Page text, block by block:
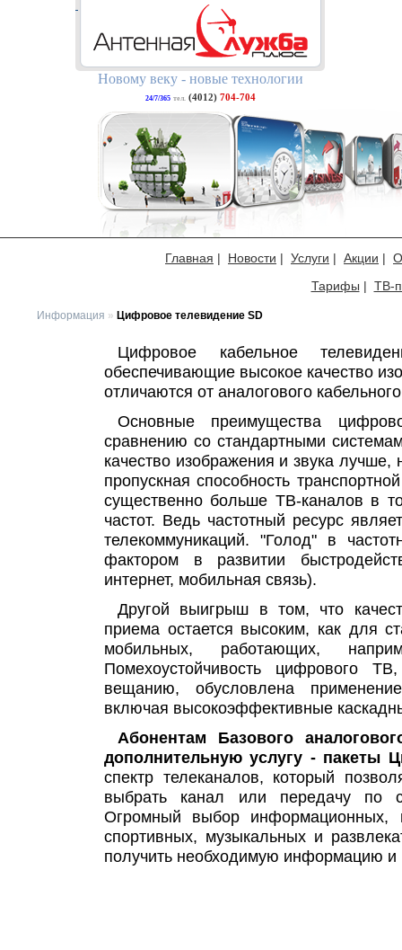
Новому веку - новые технологии
24/7/365 тел. (4012)704-704
Главная | Новости | Услуги | Акции |
Тарифы | ТВ-
Информация » Цифровое телевидение SD
Цифровое кабельное
обеспечивающие высокое качество
отличаются от аналогового
Основные преимущества
сравнению со стандартными
качество изображения и звука
пропускная способность
существенно больше ТВ-каналов в
частот. Ведь частотный ресурс
телекоммуникаций. "Голод" в
фактором в развитии
интернет, мобильная связь).
Другой выигрыш в том, что
приема остается высоким, как для
мобильных, работающих,
Помехоустойчивость цифрового
вещанию, обусловлена
включая высокоэффективные
Абонентам Базового
дополнительную услугу - пакеты
спектр телеканалов, который
выбрать канал или передачу по
Огромный выбор информационных,
спортивных, музыкальных и
получить необходимую информацию и